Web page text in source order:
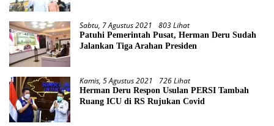
Sabtu, 7 Agustus 2021 803 Lihat
Patuhi Pemerintah Pusat, Herman Deru Sudah
Jalankan Tiga Arahan Presiden
Kamis, 5 Agustus 2021 726 Lihat
Herman Deru Respon Usulan PERSI Tambah
Ruang ICU di RS Rujukan Covid